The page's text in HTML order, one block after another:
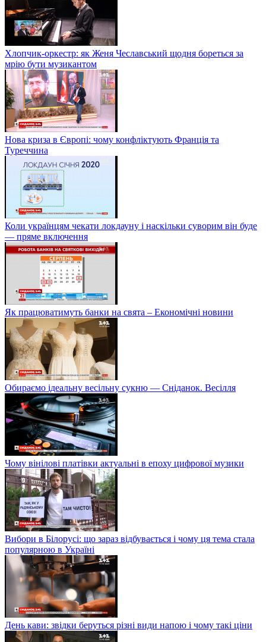
Хлопчик-оркестр: як Женя Чеславський щодня бореться за
мрію бути музикантом
Нова криза в Європі: чому конфліктують Франція та
Туреччина
Коли українцям чекати локдауну і наскільки суворим він буде
— пряме включення
Як працюватимуть банки на свята – Економічні новини
Обираємо ідеальну весільну сукню — Сніданок. Весілля
Чому вінілові платівки актуальні в епоху цифрової музики
Вибори в Білорусі: що зараз відбувається і чому ця тема стала
популярною в Україні
День кави: звідки беруться різні види напою і чому такі ціни